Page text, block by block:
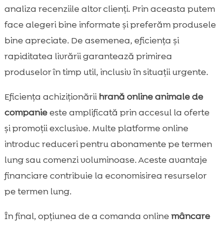
analiza recenziile altor clienți. Prin aceasta putem
face alegeri bine informate și preferăm produsele
bine apreciate. De asemenea, eficiența și
rapiditatea livrării garantează primirea
produselor în timp util, inclusiv în situații urgente.
Eficiența achiziționăriihrană online animale de
companieeste amplificată prin accesul la oferte
și promoții exclusive. Multe platforme online
introduc reduceri pentru abonamente pe termen
lung sau comenzi voluminoase. Aceste avantaje
financiare contribuie la economisirea resurselor
pe termen lung.
În final, opțiunea de a comanda online mâncare